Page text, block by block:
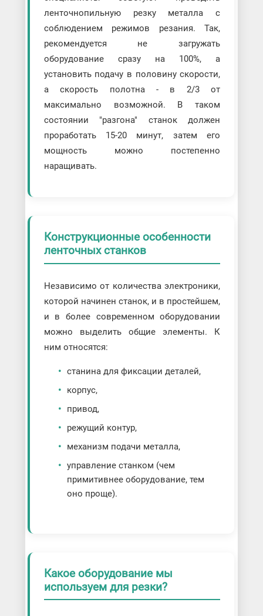
ленточнопильную резку металла с
соблюдением режимов резания. Так,
рекомендуется не загружать
оборудование сразу на 100%, а
установить подачу в половину скорости,
а скорость полотна - в 2/3 от
максимально возможной. В таком
состоянии "разгона" станок должен
проработать 15-20 минут, затем его
мощность можно постепенно
наращивать.
Конструкционные особенности
ленточных станков
Независимо от количества электроники,
которой начинен станок, и в простейшем,
и в более современном оборудовании
можно выделить общие элементы. К
ним относятся:
станина для фиксации деталей,
корпус,
привод,
режущий контур,
механизм подачи металла,
управление станком (чем
примитивнее оборудование, тем
оно проще).
Какое оборудование мы
используем для резки?